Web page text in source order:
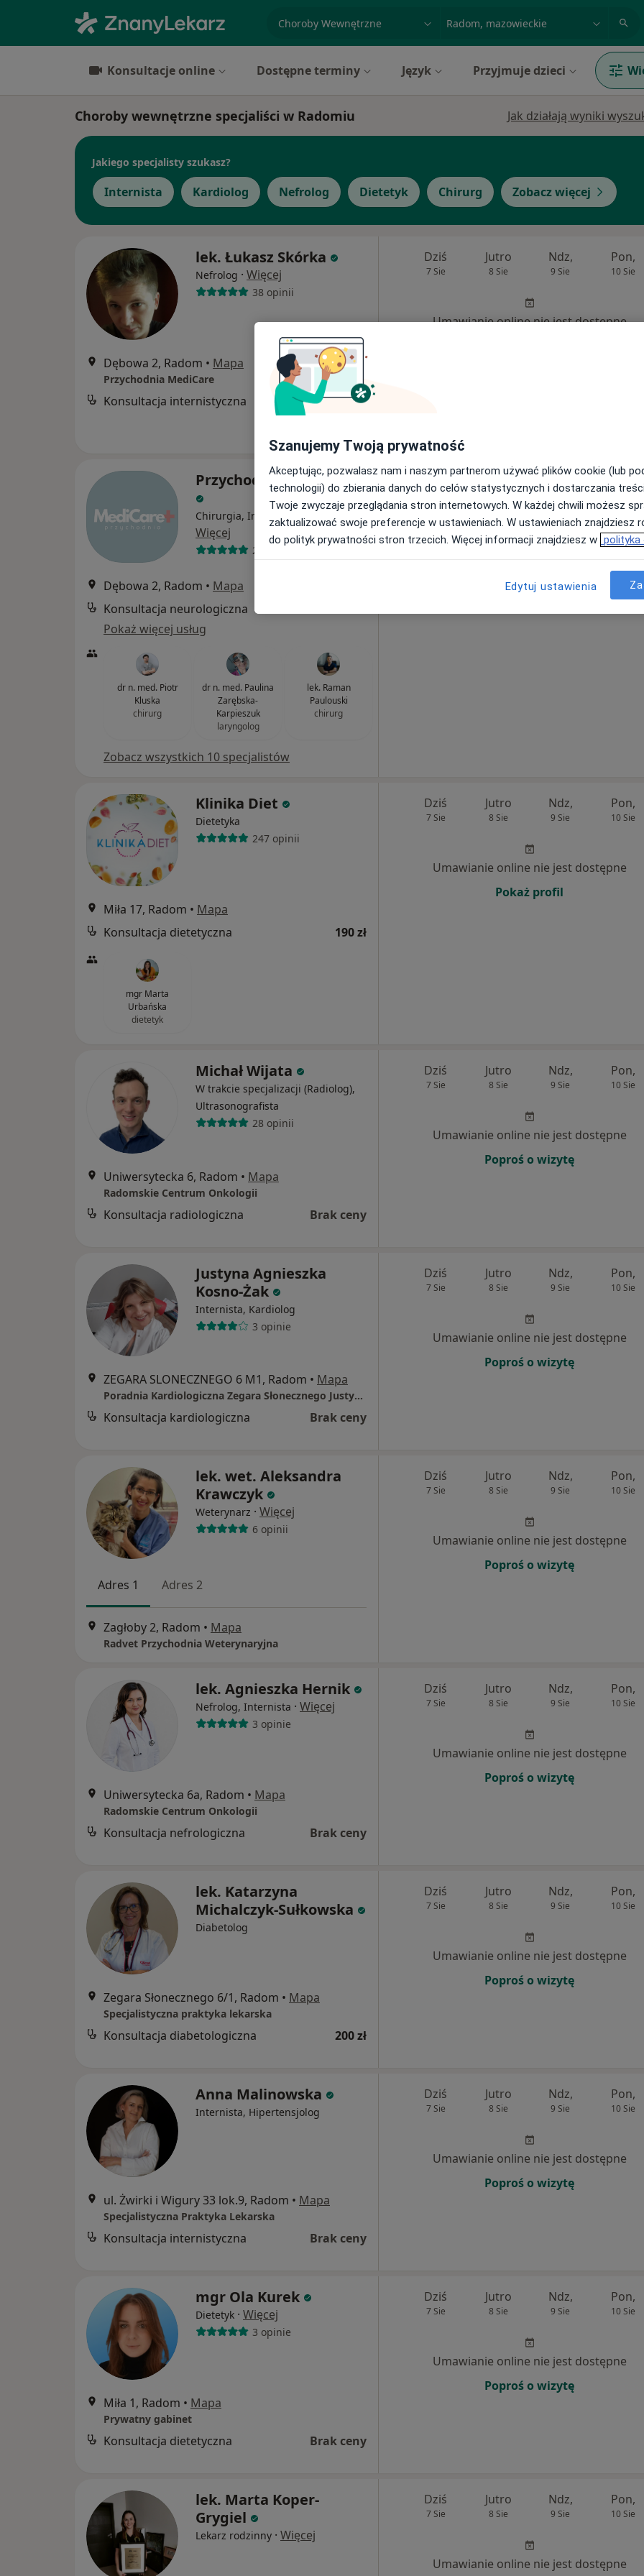
Konsultacje online Dostępne terminy Język Przyjmuje dzieci
Choroby wewnętrzne specjaliści w Radomiu Jak działają wyniki
Jakiego specjalisty szukasz?
Internista Kardiolog Nefrolog Dietetyk Chirurg Zobacz więcej
lek. Łukasz Skórka
Nefrolog · Więcej
38 opinii
Dębowa 2, Radom • Mapa
Przychodnia MediCare
Konsultacja internistyczna 250 zł
Dziś
7 Sie
Jutro
8 Sie
Ndz,
9 Sie
Pon,
10 Sie
Umawianie online nie jest dostępne
Przychodnia MediCare
Chirurgia, Interna, Nefrologia
Więcej
276 opinii
Dębowa 2, Radom • Mapa
Konsultacja neurologiczna
Pokaż więcej usług
dr n. med. Piotr
Kluska
chirurg
dr n. med. Paulina
Zarębska-
Karpieszuk
laryngolog
lek. Raman
Paulouski
chirurg
Zobacz wszystkich 10 specjalistów
Dziś
7 Sie
Jutro
8 Sie
Ndz,
9 Sie
Pon,
10 Sie
Umawianie online nie jest dostępne
Klinika Diet
Dietetyka
247 opinii
Miła 17, Radom • Mapa
Konsultacja dietetyczna
190 zł
mgr Marta
Urbańska
dietetyk
Dziś
7 Sie
Jutro
8 Sie
Ndz,
9 Sie
Pon,
10 Sie
Umawianie online nie jest dostępne
Pokaż profil
Michał Wijata
W trakcie specjalizacji (Radiolog),
Ultrasonografista
28 opinii
Uniwersytecka 6, Radom • Mapa
Radomskie Centrum Onkologii
Konsultacja radiologiczna Brak ceny
Dziś
7 Sie
Jutro
8 Sie
Ndz,
9 Sie
Pon,
10 Sie
Umawianie online nie jest dostępne
Poproś o wizytę
Justyna Agnieszka
Kosno-Żak
Internista, Kardiolog
3 opinie
ZEGARA SLONECZNEGO 6 M1, Radom • Mapa
Poradnia Kardiologiczna Zegara Słonecznego Justyna Kosno-Zak
Konsultacja kardiologiczna Brak ceny
Dziś
7 Sie
Jutro
8 Sie
Ndz,
9 Sie
Pon,
10 Sie
Umawianie online nie jest dostępne
Poproś o wizytę
lek. wet. Aleksandra
Krawczyk
Weterynarz · Więcej
6 opinii
Adres 1 Adres 2
Zagłoby 2, Radom • Mapa
Radvet Przychodnia Weterynaryjna
Dziś
7 Sie
Jutro
8 Sie
Ndz,
9 Sie
Pon,
10 Sie
Umawianie online nie jest dostępne
Poproś o wizytę
lek. Agnieszka Hernik
Nefrolog, Internista · Więcej
3 opinie
Uniwersytecka 6a, Radom • Mapa
Radomskie Centrum Onkologii
Konsultacja nefrologiczna Brak ceny
Dziś
7 Sie
Jutro
8 Sie
Ndz,
9 Sie
Pon,
10 Sie
Umawianie online nie jest dostępne
Poproś o wizytę
lek. Katarzyna
Michalczyk-Sułkowska
Diabetolog
Zegara Słonecznego 6/1, Radom • Mapa
Specjalistyczna praktyka lekarska
Konsultacja diabetologiczna 200 zł
Dziś
7 Sie
Jutro
8 Sie
Ndz,
9 Sie
Pon,
10 Sie
Umawianie online nie jest dostępne
Poproś o wizytę
Anna Malinowska
Internista, Hipertensjolog
ul. Żwirki i Wigury 33 lok.9, Radom • Mapa
Specjalistyczna Praktyka Lekarska
Konsultacja internistyczna Brak ceny
Dziś
7 Sie
Jutro
8 Sie
Ndz,
9 Sie
Pon,
10 Sie
Umawianie online nie jest dostępne
Poproś o wizytę
mgr Ola Kurek
Dietetyk · Więcej
3 opinie
Miła 1, Radom • Mapa
Prywatny gabinet
Konsultacja dietetyczna Brak ceny
Dziś
7 Sie
Jutro
8 Sie
Ndz,
9 Sie
Pon,
10 Sie
Umawianie online nie jest dostępne
Poproś o wizytę
lek. Marta Koper-
Grygiel
Lekarz rodzinny · Więcej
Dziś
7 Sie
Jutro
8 Sie
Ndz,
9 Sie
Pon,
10 Sie
Umawianie online nie jest dostępne
Szanujemy Twoją prywatność
Akceptując, pozwalasz nam i naszym partnerom używać plików cookie (lub
technologii) do zbierania danych do celów statystycznych i dostarczania
Twoje zwyczaje przeglądania stron internetowych. W każdej chwili możesz
zaktualizować swoje preferencje w ustawieniach. W ustawieniach znajdziesz
do polityk prywatności stron trzecich. Więcej informacji znajdziesz w polityka
Edytuj ustawienia